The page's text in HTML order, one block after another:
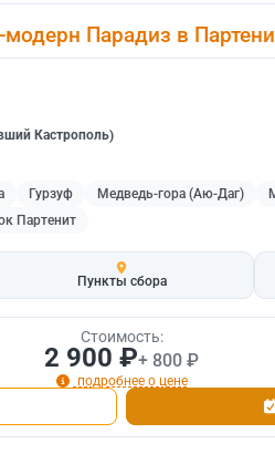
Парадиз в
Кастрополь)
Гурзуф Медведь-гора (Аю-Даг)
Партенит
Пункты сбора
Стоимость:
2 900 ₽+ 800 ₽
подробнее о цене